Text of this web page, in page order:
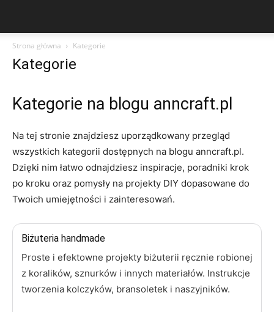
Strona główna Kategorie
Kategorie
Kategorie na blogu anncraft.pl
Na tej stronie znajdziesz uporządkowany przegląd
wszystkich kategorii dostępnych na blogu anncraft.pl.
Dzięki nim łatwo odnajdziesz inspiracje, poradniki krok
po kroku oraz pomysły na projekty DIY dopasowane do
Twoich umiejętności i zainteresowań.
Biżuteria handmade
Proste i efektowne projekty biżuterii ręcznie robionej
z koralików, sznurków i innych materiałów. Instrukcje
tworzenia kolczyków, bransoletek i naszyjników.